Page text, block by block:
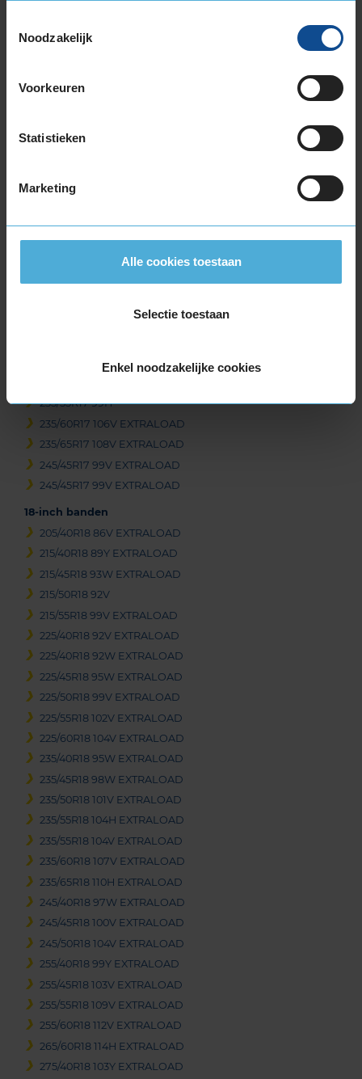
Noodzakelijk
Voorkeuren
Statistieken
Marketing
Alle cookies toestaan
Selectie toestaan
Enkel noodzakelijke cookies
215/50R17 95V EXTRALOAD
215/60R17 100V EXTRALOAD
215/65R17 103V EXTRALOAD
225/45R17 94H EXTRALOAD
225/50R17 98H EXTRALOAD
225/50R17 98V EXTRALOAD
225/60R17 103V EXTRALOAD
235/45R17 97V EXTRALOAD
235/55R17 99H
235/60R17 106V EXTRALOAD
235/65R17 108V EXTRALOAD
245/45R17 99V EXTRALOAD
245/45R17 99V EXTRALOAD
18-inch banden
205/40R18 86V EXTRALOAD
215/40R18 89Y EXTRALOAD
215/45R18 93W EXTRALOAD
215/50R18 92V
215/55R18 99V EXTRALOAD
225/40R18 92V EXTRALOAD
225/40R18 92W EXTRALOAD
225/45R18 95W EXTRALOAD
225/50R18 99V EXTRALOAD
225/55R18 102V EXTRALOAD
225/60R18 104V EXTRALOAD
235/40R18 95W EXTRALOAD
235/45R18 98W EXTRALOAD
235/50R18 101V EXTRALOAD
235/55R18 104H EXTRALOAD
235/55R18 104V EXTRALOAD
235/60R18 107V EXTRALOAD
235/65R18 110H EXTRALOAD
245/40R18 97W EXTRALOAD
245/45R18 100V EXTRALOAD
245/50R18 104V EXTRALOAD
255/40R18 99Y EXTRALOAD
255/45R18 103V EXTRALOAD
255/55R18 109V EXTRALOAD
255/60R18 112V EXTRALOAD
265/60R18 114H EXTRALOAD
275/40R18 103Y EXTRALOAD